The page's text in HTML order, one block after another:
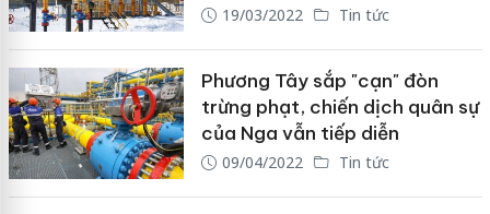
19/03/2022 Tin tức
Phương Tây sắp "cạn" đòn
trừng phạt, chiến dịch quân sự
của Nga vẫn tiếp diễn
09/04/2022 Tin tức